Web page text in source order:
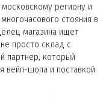
региону и
стояния в
магазина ищет
просто склад с
партнер, который
вейп-шопа и поставкой